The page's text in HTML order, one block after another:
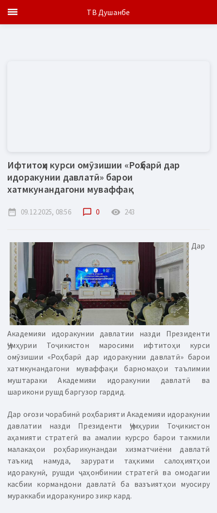
Ифтитоҳи курси омӯзишии «Роҳбарӣ дар
идоракунии давлатӣ» барои
хатмкунандагони муваффақ
date_range 09.12.2025, 08:56 chat_bubble_outline 0 remove_red_eye 243
Дар
Академияи идоракунии давлатии назди Президенти
Ҷумҳурии Тоҷикистон маросими ифтитоҳи курси
омӯзишии «Роҳбарӣ дар идоракунии давлатӣ» барои
хатмкунандагони муваффақи барномаҳои таълимии
муштараки Академияи идоракунии давлатӣ ва
шарикони рушд баргузор гардид.
Дар оғози чорабинӣ роҳбарияти Академияи идоракунии
давлатии назди Президенти Ҷумҳурии Тоҷикистон
аҳамияти стратегӣ ва амалии курсро барои такмили
малакаҳои роҳбарикунандаи хизматчиёни давлатӣ
таъкид намуда, зарурати таҳкими салоҳиятҳои
идоракунӣ, рушди ҷаҳонбинии стратегӣ ва омодагии
касбии кормандони давлатӣ ба вазъиятҳои муосиру
мураккаби идоракуниро зикр кард.
ТВ Душанбе